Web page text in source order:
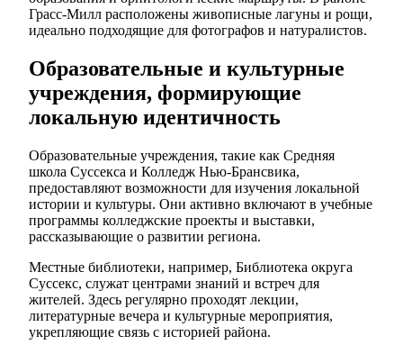
Грасс-Милл расположены живописные лагуны и рощи,
идеально подходящие для фотографов и натуралистов.
Образовательные и культурные
учреждения, формирующие
локальную идентичность
Образовательные учреждения, такие как Средняя
школа Суссекса и Колледж Нью-Брансвика,
предоставляют возможности для изучения локальной
истории и культуры. Они активно включают в учебные
программы колледжские проекты и выставки,
рассказывающие о развитии региона.
Местные библиотеки, например, Библиотека округа
Суссекс, служат центрами знаний и встреч для
жителей. Здесь регулярно проходят лекции,
литературные вечера и культурные мероприятия,
укрепляющие связь с историей района.